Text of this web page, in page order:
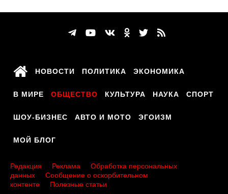
НОВОСТИ ПОЛИТИКА ЭКОНОМИКА
В МИРЕ ОБЩЕСТВО КУЛЬТУРА НАУКА СПОРТ
ШОУ-БИЗНЕС АВТО И МОТО ЭГОИЗМ
МОЙ БЛОГ
Редакция Реклама
Обработка персональных
данных
Сообщение о оскорбительном
контенте
Полезные статьи